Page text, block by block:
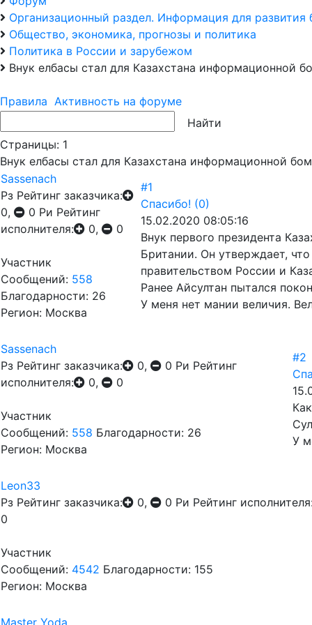
Организационный раздел. Информация для развития
Общество, экономика, прогнозы и политика
Политика в России и зарубежом
Внук елбасы стал для Казахстана информационной
Правила Активность на форуме
Страницы: 1
Внук елбасы стал для Казахстана информационной
Sassenach
Рз Рейтинг заказчика:
0,
0 Ри Рейтинг
исполнителя:
0, 0
Участник
Сообщений: 558
Благодарности: 26
Регион: Москва
#1
Спасибо! (0)
15.02.2020 08:05:16
Внук первого президента
Британии. Он утверждает,
правительством России и
Ранее Айсултан пытался
У меня нет мании величия.
Sassenach
Рз Рейтинг заказчика: 0, 0 Ри Рейтинг
исполнителя:
0, 0
Участник
Сообщений: 558 Благодарности: 26
Регион: Москва
#2
У
Leon33
Рз Рейтинг заказчика: 0, 0 Ри Рейтинг
0
Участник
Сообщений: 4542 Благодарности: 155
Регион: Москва
Master Yoda